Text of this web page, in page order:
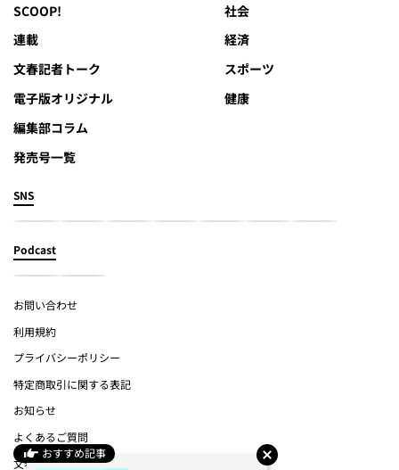
おすすめ記事
SCOOP!
連載
文春記者トーク
電子版オリジナル
編集部コラム
発売号一覧
社会
経済
スポーツ
健康
SNS
Podcast
お問い合わせ
利用規約
プライバシーポリシー
特定商取引に関する表記
お知らせ
よくあるご質問
文春オンライン